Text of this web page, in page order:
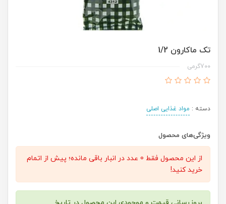
تک ماکارون 1/2
700گرمی
دسته : مواد غذایی اصلی
ویژگی‌های محصول
از این محصول فقط 0 عدد در انبار باقی مانده؛ پیش از اتمام
خرید کنید!